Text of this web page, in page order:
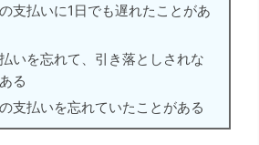
支払いに1日でも遅れたことがあ
いを忘れて、引き落としされな
る
支払いを忘れていたことがある